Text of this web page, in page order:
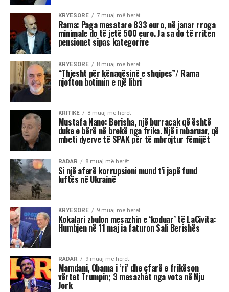
KRYESORE 7 muaj më herët
Rama: Paga mesatare 833 euro, në janar rroga
minimale do të jetë 500 euro. Ja sa do të rriten
pensionet sipas kategorive
KRYESORE 8 muaj më herët
“Thjesht për kënaqësinë e shqipes”/ Rama
njofton botimin e një libri
KRITIKE 8 muaj më herët
Mustafa Nano: Berisha, një burracak që është
duke e bërë në brekë nga frika. Një i mbaruar, që
mbeti dyerve të SPAK për të mbrojtur fëmijët
RADAR 8 muaj më herët
Si një aferë korrupsioni mund t’i japë fund
luftës në Ukrainë
KRYESORE 9 muaj më herët
Kokalari zbulon mesazhin e ‘koduar’ të LaCivita:
Humbjen në 11 maj ia faturon Sali Berishës
RADAR 9 muaj më herët
Mamdani, Obama i ‘ri’ dhe çfarë e frikëson
vërtet Trumpin; 3 mesazhet nga vota në Nju
Jork